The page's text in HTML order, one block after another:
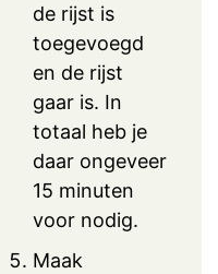
de rijst is
toegevoegd
en de rijst
gaar is. In
totaal heb je
daar ongeveer
15 minuten
voor nodig.
Maak